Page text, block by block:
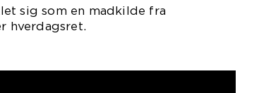
sig som en madkilde fra
hverdagsret.